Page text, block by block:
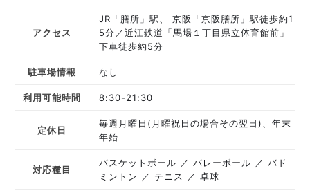
アクセス
JR「膳所」駅、 京阪「京阪膳所」駅徒歩約1
5分／近江鉄道「馬場１丁目県立体育館前」
下車徒歩約5分
駐車場情報 なし
利用可能時間 8:30-21:30
定休日
毎週月曜日(月曜祝日の場合その翌日)、年末
年始
対応種目
バスケットボール バレーボール
バド
ミントン
テニス 卓球